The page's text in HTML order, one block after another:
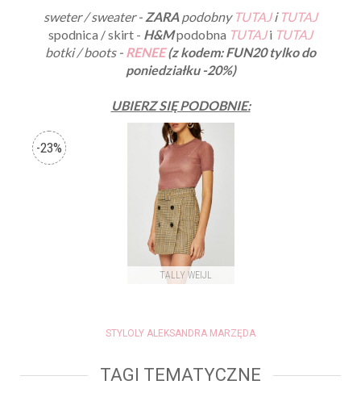
sweter / sweater - ZARA podobny TUTAJi TUTAJ
spodnica / skirt - H&Mpodobna TUTAJi TUTAJ
botki / boots - RENEE(z kodem: FUN20 tylko do
poniedziałku -20%)
UBIERZ SIĘ PODOBNIE:
STYLOLY ALEKSANDRA MARZĘDA
TAGI TEMATYCZNE